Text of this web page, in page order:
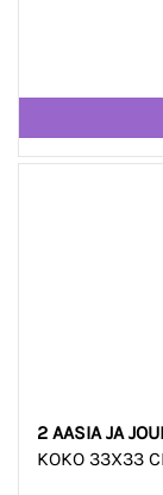
2 AASIA JA
KOKO 33X33